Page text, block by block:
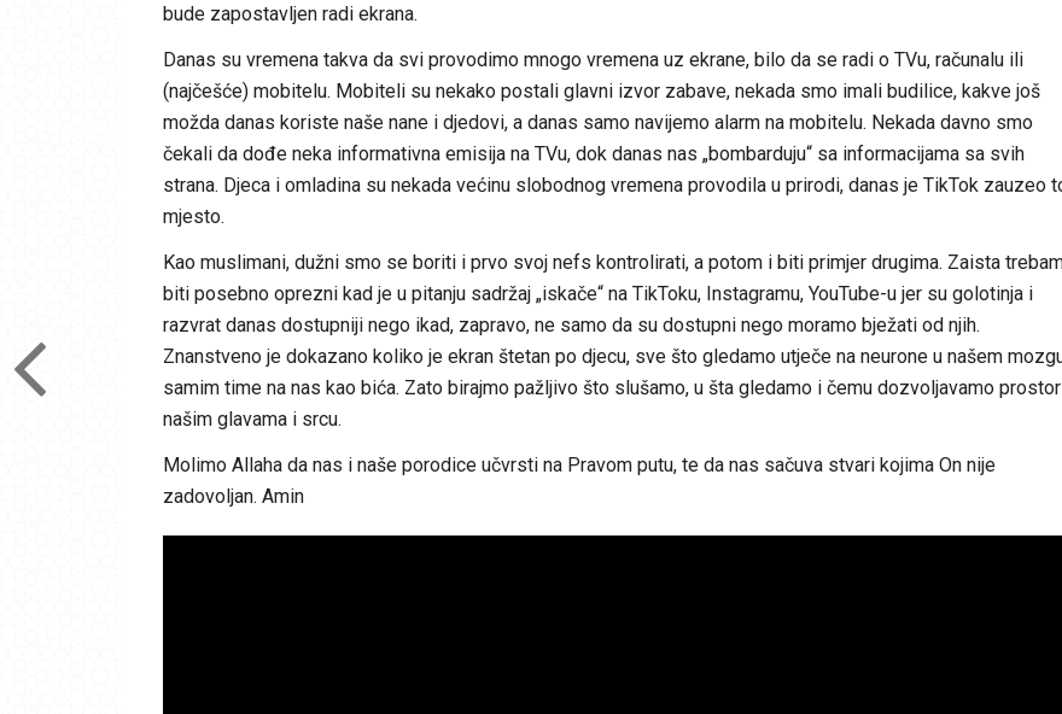
bude zapostavljen radi ekrana.
Danas su vremena takva da svi provodimo mnogo vremena uz ekrane, bilo da se radi o TVu, računalu ili
(najčešće) mobitelu. Mobiteli su nekako postali glavni izvor zabave, nekada smo imali budilice, kakve još
možda danas koriste naše nane i djedovi, a danas samo navijemo alarm na mobitelu. Nekada davno smo
čekali da dođe neka informativna emisija na TVu, dok danas nas „bombarduju“ sa informacijama sa svih
strana. Djeca i omladina su nekada većinu slobodnog vremena provodila u prirodi, danas je TikTok zauzeo
mjesto.
Kao muslimani, dužni smo se boriti i prvo svoj nefs kontrolirati, a potom i biti primjer drugima. Zaista
biti posebno oprezni kad je u pitanju sadržaj „iskače“ na TikToku, Instagramu, YouTube-u jer su golotinja i
razvrat danas dostupniji nego ikad, zapravo, ne samo da su dostupni nego moramo bježati od njih.
Znanstveno je dokazano koliko je ekran štetan po djecu, sve što gledamo utječe na neurone u našem
samim time na nas kao bića. Zato birajmo pažljivo što slušamo, u šta gledamo i čemu dozvoljavamo
našim glavama i srcu.
Molimo Allaha da nas i naše porodice učvrsti na Pravom putu, te da nas sačuva stvari kojima On nije
zadovoljan. Amin